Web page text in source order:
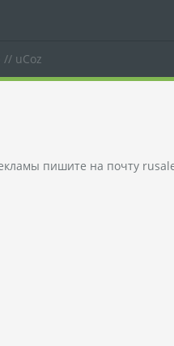
// uCoz
пишите на почту